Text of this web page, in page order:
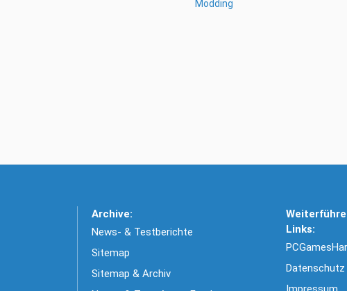
Modding
Archive:
News- & Testberichte
Sitemap
Sitemap & Archiv
Links:
Datenschutz